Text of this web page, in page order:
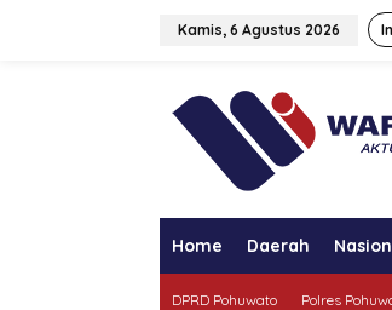
Kamis, 6 Agustus 2026
Home Daerah
DPRD Pohuwato Polres